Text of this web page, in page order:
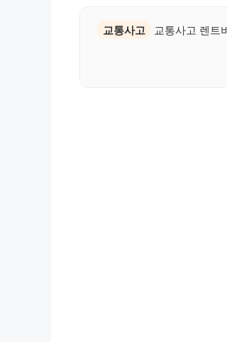
교통사고
교통사고 렌트